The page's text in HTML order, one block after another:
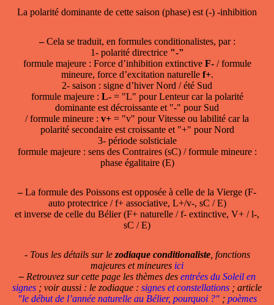
La polarité dominante de cette saison (phase) est (-) -inhibition
–Cela se traduit, en formules conditionalistes, par :
1- polarité directrice "-"
formule majeure : Force d’inhibition extinctive F-/ formule
mineure, force d’excitation naturelle f+.
2- saison : signe d’hiver Nord / été Sud
formule majeure : L-= "L" pour Lenteur car la polarité
dominante est décroissante et "-" pour Sud
/ formule mineure : v+ = "v" pour Vitesse ou labilité car la
polarité secondaire est croissante et "+" pour Nord
3- période solsticiale
formule majeure : sens des Contraires (sC) / formule mineure :
phase égalitaire (E)
–La formule des Poissons est opposée à celle de la Vierge (F-
auto protectrice / f+ associative, L+/v-, sC / E)
et inverse de celle du Bélier (F+ naturelle / f- extinctive, V+ / l-,
sC / E)
- Tous les détails sur le zodiaque conditionaliste, fonctions
majeures et mineures ici
–Retrouvez sur cette page les thèmes des entrées du Soleil en
signes ; voir aussi : le zodiaque : signes et constellations ; article
"le début de l’année naturelle au Bélier, pourquoi ?"; poèmes